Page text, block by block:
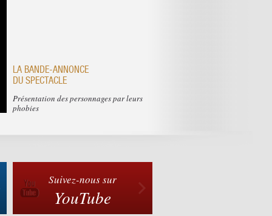
LA BANDE-ANNONCE
DU SPECTACLE
Présentation des personnages par leurs
phobies
Suivez-nous sur
YouTube